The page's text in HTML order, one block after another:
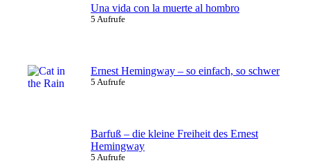
Una vida con la muerte al hombro
5 Aufrufe
Ernest Hemingway – so einfach, so schwer
5 Aufrufe
Barfuß – die kleine Freiheit des Ernest
Hemingway
5 Aufrufe